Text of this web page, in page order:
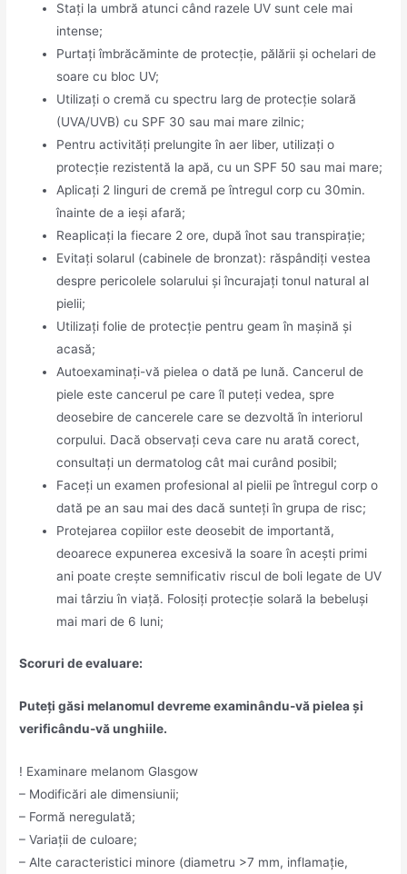
Stați la umbră atunci când razele UV sunt cele mai
intense;
Purtați îmbrăcăminte de protecție, pălării și ochelari de
soare cu bloc UV;
Utilizați o cremă cu spectru larg de protecție solară
(UVA/UVB) cu SPF 30 sau mai mare zilnic;
Pentru activități prelungite în aer liber, utilizați o
protecție rezistentă la apă, cu un SPF 50 sau mai mare;
Aplicați 2 linguri de cremă pe întregul corp cu 30min.
înainte de a ieși afară;
Reaplicați la fiecare 2 ore, după înot sau transpirație;
Evitați solarul (cabinele de bronzat): răspândiți vestea
despre pericolele solarului și încurajați tonul natural al
pielii;
Utilizați folie de protecție pentru geam în mașină și
acasă;
Autoexaminați-vă pielea o dată pe lună. Cancerul de
piele este cancerul pe care îl puteți vedea, spre
deosebire de cancerele care se dezvoltă în interiorul
corpului. Dacă observați ceva care nu arată corect,
consultați un dermatolog cât mai curând posibil;
Faceți un examen profesional al pielii pe întregul corp o
dată pe an sau mai des dacă sunteți în grupa de risc;
Protejarea copiilor este deosebit de importantă,
deoarece expunerea excesivă la soare în acești primi
ani poate crește semnificativ riscul de boli legate de UV
mai târziu în viață. Folosiți protecție solară la bebeluși
mai mari de 6 luni;
Scoruri de evaluare:
Puteți găsi melanomul devreme examinându-vă pielea și
verificându-vă unghiile.
! Examinare melanom Glasgow
– Modificări ale dimensiunii;
– Formă neregulată;
– Variații de culoare;
– Alte caracteristici minore (diametru >7 mm, inflamaţie,